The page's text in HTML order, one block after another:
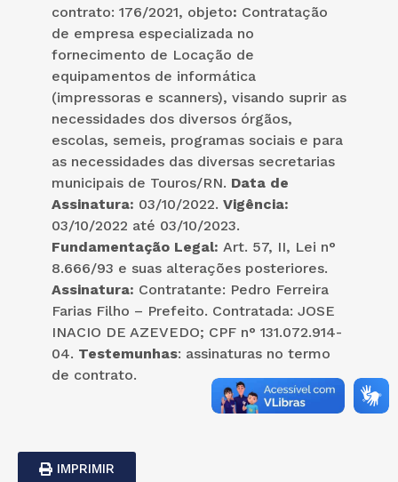
contrato: 176/2021, objeto: Contratação
de empresa especializada no
fornecimento de Locação de
equipamentos de informática
(impressoras e scanners), visando suprir as
necessidades dos diversos órgãos,
escolas, semeis, programas sociais e para
as necessidades das diversas secretarias
municipais de Touros/RN. Data de
Assinatura: 03/10/2022. Vigência:
03/10/2022 até 03/10/2023.
Fundamentação Legal: Art. 57, II, Lei n°
8.666/93 e suas alterações posteriores.
Assinatura: Contratante: Pedro Ferreira
Farias Filho – Prefeito. Contratada: JOSE
INACIO DE AZEVEDO; CPF n° 131.072.914-
04. Testemunhas: assinaturas no termo
de contrato.
IMPRIMIR